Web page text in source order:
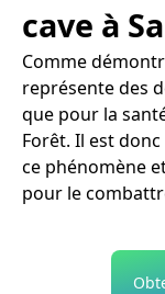
cave à
Comme
représente des
que pour la
Forêt. Il est
ce phénomène
pour le